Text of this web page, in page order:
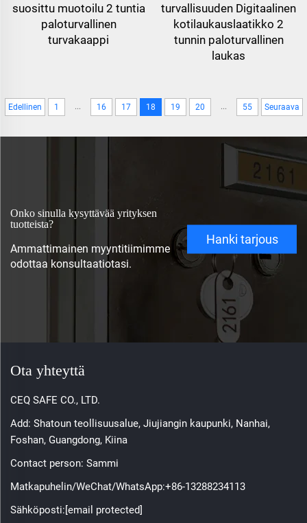
suosittu muotoilu 2 tuntia
paloturvallinen
turvakaappi
turvallisuuden Digitaalinen
kotilaukauslaatikko 2
tunnin paloturvallinen
laukas
Edellinen 1 ... 16 17 18 19 20 ... 55 Seuraava
Onko sinulla kysyttävää yrityksen
tuotteista?
Ammattimainen myyntitiimimme
odottaa konsultaatiotasi.
Hanki tarjous
Ota yhteyttä
CEQ SAFE CO., LTD.
Add: Shatoun teollisuusalue, Jiujiangin kaupunki, Nanhai,
Foshan, Guangdong, Kiina
Contact person: Sammi
Matkapuhelin/WeChat/WhatsApp:+86-13288234113
Sähköposti:[email protected]